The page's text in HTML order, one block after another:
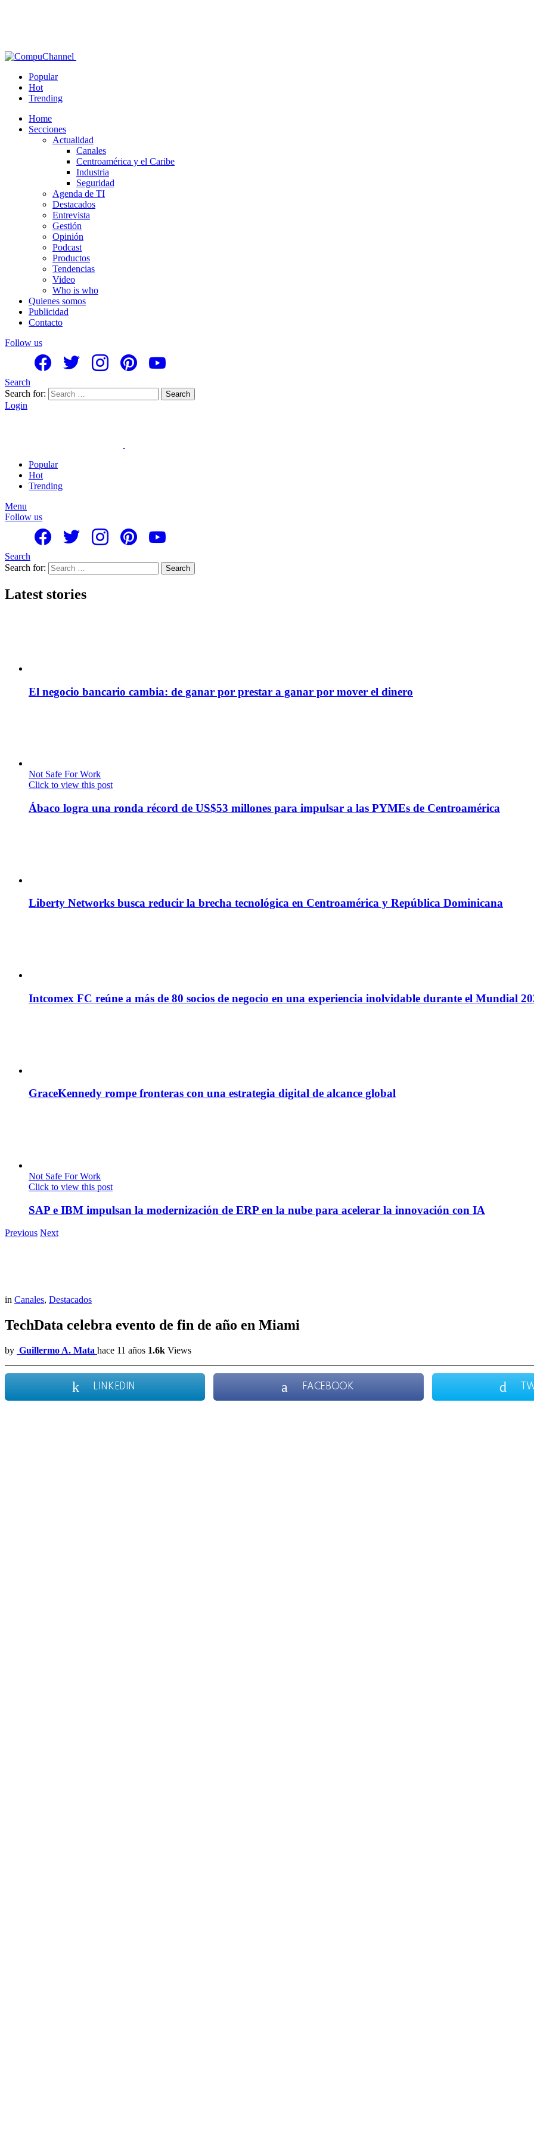
Popular
Hot
Trending
Home
Secciones
Actualidad
Canales
Centroamérica y el Caribe
Industria
Seguridad
Agenda de TI
Destacados
Entrevista
Gestión
Opinión
Podcast
Productos
Tendencias
Video
Who is who
Quienes somos
Publicidad
Contacto
Follow us
Search
Search for:
Search
Login
Popular
Hot
Trending
Menu
Follow us
Search
Search for:
Search
Latest stories
El negocio bancario cambia: de ganar por prestar a ganar por mover el dinero
Not Safe For Work
Click to view this post
Ábaco logra una ronda récord de US$53 millones para impulsar a las PYMEs de Centroamérica
Liberty Networks busca reducir la brecha tecnológica en Centroamérica y República Dominicana
Intcomex FC reúne a más de 80 socios de negocio en una experiencia inolvidable durante el Mundial
GraceKennedy rompe fronteras con una estrategia digital de alcance global
Not Safe For Work
Click to view this post
SAP e IBM impulsan la modernización de ERP en la nube para acelerar la innovación con IA
Previous Next
in Canales, Destacados
TechData celebra evento de fin de año en Miami
by Guillermo A. Mata hace 11 años 1.6k Views
LINKEDIN FACEBOOK